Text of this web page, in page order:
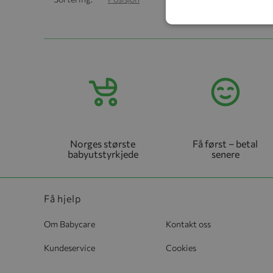
Norges største
babyutstyrkjede
Få først – betal
senere
Få hjelp
Om Babycare Kontakt oss
Kundeservice Cookies